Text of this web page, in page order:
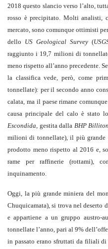
2018 questo slancio verso l’alto,
rosso è precipitato. Molti analisti,
mercato, sono comunque ottimisti
dello US Geological Survey (
raggiunto i 19,7 milioni di
meno rispetto all’anno precedente.
la classifica vede, però, come
tonnellate): per il secondo anno
calata, ma il paese rimane
causa principale del calo è stato
Escondida, gestita dalla BHP
milioni di tonnellate), il più grande
prodotto meno rispetto al 2016 e,
rame per raffinerie (rottami),
inquinamento.
Oggi, la più grande miniera del
Chuquicamata), si trova nel deserto
e appartiene a un gruppo austro-
tonnellate l’anno, pari al 9%
in passato erano sfruttati da filiali